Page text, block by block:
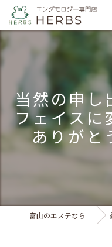
当然の申し
フェイスに
ありがと